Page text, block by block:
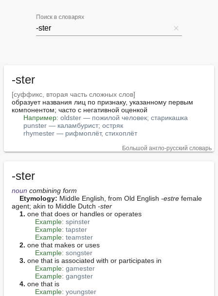
Поиск в словарях
-ster
[суффикс, вторая часть сложных слов]
образует названия лиц по признаку, указанному первым
компонентом; часто с негативной оценкой
Например: oldster — пожилой человек; старикашка
punster — каламбурист; остряк
rhymester — рифмоплёт, стихоплёт
Большой англо-русский словарь
-ster
noun combining form
Etymology: Middle English, from Old English -estre female
agent; akin to Middle Dutch -ster
1. one that does or handles or operates
Example: spinster
Example: tapster
Example: teamster
2. one that makes or uses
Example: songster
3. one that is associated with or participates in
Example: gamester
Example: gangster
4. one that is
Example: youngster